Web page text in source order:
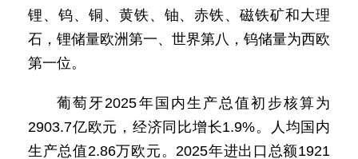
锂、钨、铜、黄铁、铀、赤铁、磁铁矿和大理
石，锂储量欧洲第一、世界第八，钨储量为西欧
第一位。
葡萄牙2025年国内生产总值初步核算为
2903.7亿欧元，经济同比增长1.9%。人均国内
生产总值2.86万欧元。2025年进出口总额1921